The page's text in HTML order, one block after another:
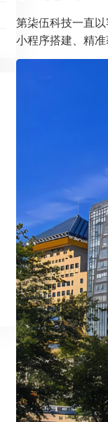
第柒伍科技一直
小程序搭建、精